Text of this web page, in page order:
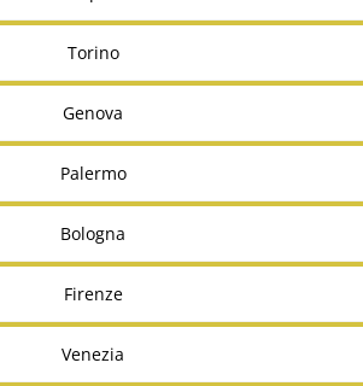
Torino
Genova
Palermo
Bologna
Firenze
Venezia